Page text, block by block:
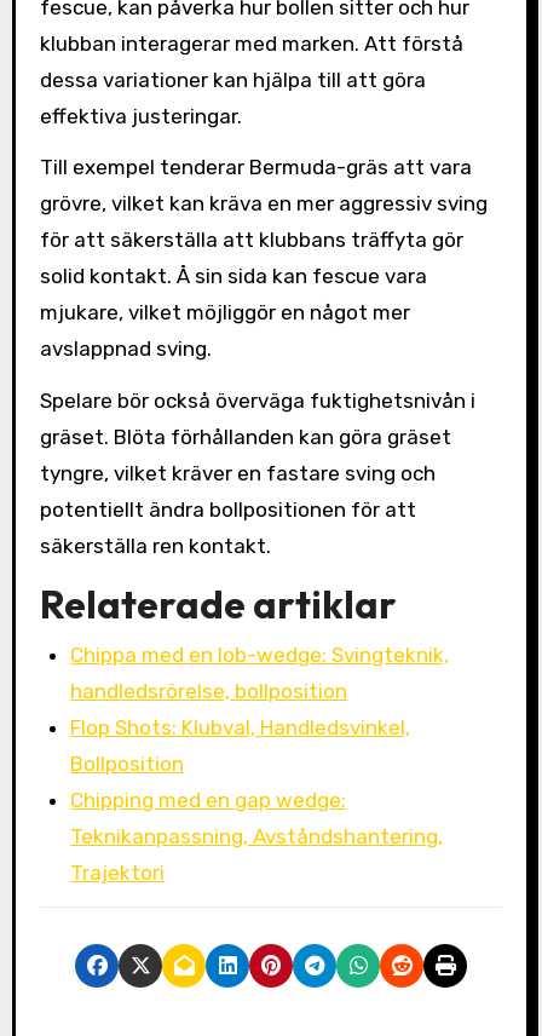
fescue, kan påverka hur bollen sitter och hur
klubban interagerar med marken. Att förstå
dessa variationer kan hjälpa till att göra
effektiva justeringar.
Till exempel tenderar Bermuda-gräs att vara
grövre, vilket kan kräva en mer aggressiv sving
för att säkerställa att klubbans träffyta gör
solid kontakt. Å sin sida kan fescue vara
mjukare, vilket möjliggör en något mer
avslappnad sving.
Spelare bör också överväga fuktighetsnivån i
gräset. Blöta förhållanden kan göra gräset
tyngre, vilket kräver en fastare sving och
potentiellt ändra bollpositionen för att
säkerställa ren kontakt.
Relaterade artiklar
Chippa med en lob-wedge: Svingteknik,
handledsrörelse, bollposition
Flop Shots: Klubval, Handledsvinkel,
Bollposition
Chipping med en gap wedge:
Teknikanpassning, Avståndshantering,
Trajektori